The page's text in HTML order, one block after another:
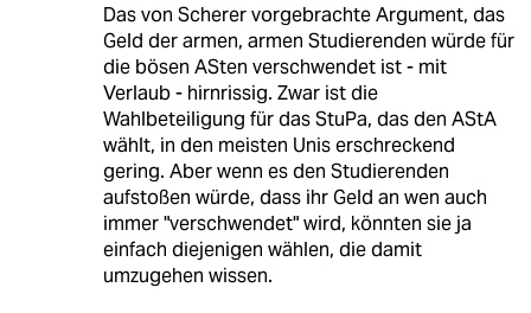
Das von Scherer vorgebrachte Argument, das
Geld der armen, armen Studierenden würde für
die bösen ASten verschwendet ist - mit
Verlaub - hirnrissig. Zwar ist die
Wahlbeteiligung für das StuPa, das den AStA
wählt, in den meisten Unis erschreckend
gering. Aber wenn es den Studierenden
aufstoßen würde, dass ihr Geld an wen auch
immer "verschwendet" wird, könnten sie ja
einfach diejenigen wählen, die damit
umzugehen wissen.